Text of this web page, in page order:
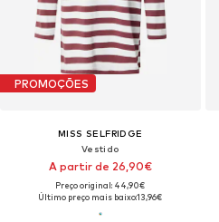
PROMOÇÕES
MISS SELFRIDGE
Vestido
A partir de 26,90€
Preço original: 44,90€
Último preço mais baixo:13,96€